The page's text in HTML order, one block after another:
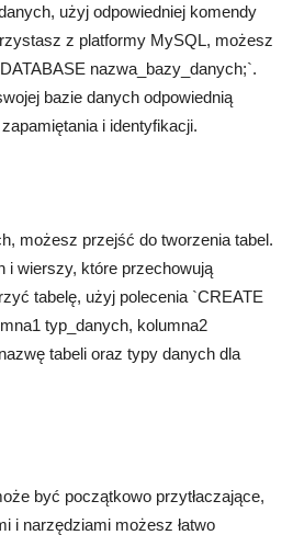
użyj odpowiedniej komendy
z platformy MySQL, możesz
nazwa_bazy_danych;`.
bazie danych odpowiednią
i identyfikacji.
możesz przejść do tworzenia tabel.
i wierszy, które przechowują
tabelę, użyj polecenia `CREATE
typ_danych, kolumna2
tabeli oraz typy danych dla
być początkowo przytłaczające,
i narzędziami możesz łatwo